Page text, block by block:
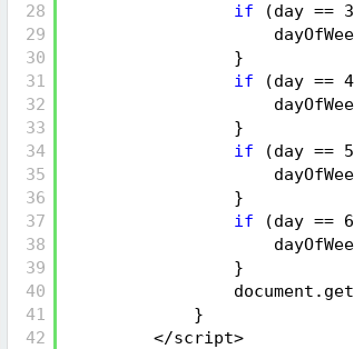
28
29
30
31
32
33
34
35
36
37
38
39
40
41
42
if
(day ==
}
if
(day ==
}
if
(day ==
}
if
(day ==
}
}
</script>